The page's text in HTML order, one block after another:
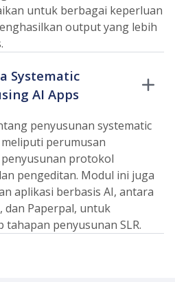
untuk berbagai keperluan
output yang lebih
Systematic
AI Apps
penyusunan systematic
perumusan
protokol
pengeditan. Modul ini juga
aplikasi berbasis AI, antara
dan Paperpal, untuk
penyusunan SLR.